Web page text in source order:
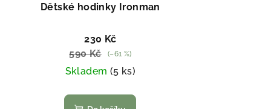
Dětské hodinky Ironman
230 Kč
590 Kč
(–61 %)
Skladem (5 ks)